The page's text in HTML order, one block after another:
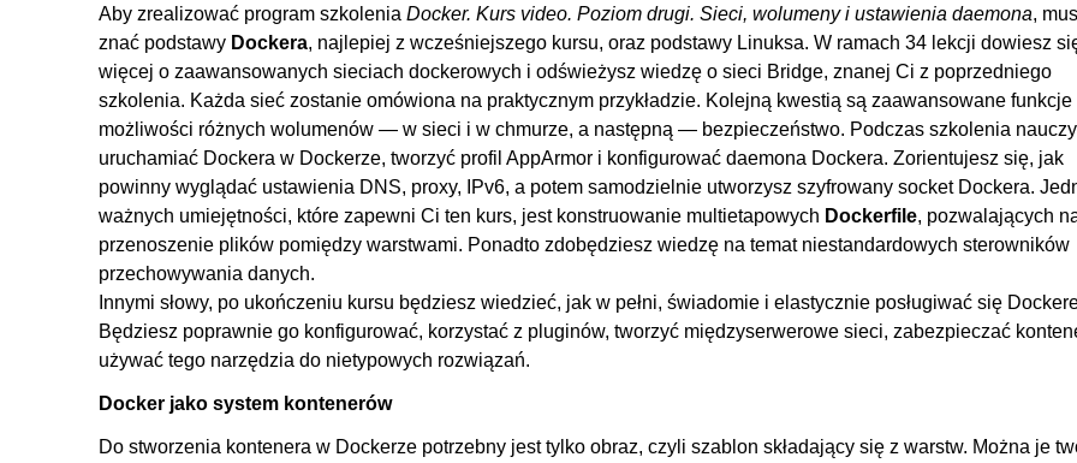
6. Dodatkowe dyrektywy budowania obrazów
6.1. Multietapowe budowanie
6.2. Dyrektywa ONBUILD
6.3. Dyrektywa STOPSIGNAL
OGLĄDAJ »
6.4. Dyrektywa HEALTHCHECK
6.5. .dockerignore
7. Sterowniki przechowywania danych
7.1. Sterownik przechowywania danych
7.2. AUFS
7.3. devicemapper
7.4. overlay2
Aby zrealizować program szkolenia Docker. Kurs video. Poziom drugi. Sieci, wolumeny i ustawienia daemona,
znać podstawy Dockera, najlepiej z wcześniejszego kursu, oraz podstawy Linuksa. W ramach 34 lekcji dowiesz
więcej o zaawansowanych sieciach dockerowych i odświeżysz wiedzę o sieci Bridge, znanej Ci z poprzedniego
szkolenia. Każda sieć zostanie omówiona na praktycznym przykładzie. Kolejną kwestią są zaawansowane funkcje
możliwości różnych wolumenów — w sieci i w chmurze, a następną — bezpieczeństwo. Podczas szkolenia
uruchamiać Dockera w Dockerze, tworzyć profil AppArmor i konfigurować daemona Dockera. Zorientujesz się, jak
powinny wyglądać ustawienia DNS, proxy, IPv6, a potem samodzielnie utworzysz szyfrowany socket Dockera.
ważnych umiejętności, które zapewni Ci ten kurs, jest konstruowanie multietapowych Dockerfile, pozwalających
przenoszenie plików pomiędzy warstwami. Ponadto zdobędziesz wiedzę na temat niestandardowych sterowników
przechowywania danych.
Innymi słowy, po ukończeniu kursu będziesz wiedzieć, jak w pełni, świadomie i elastycznie posługiwać się
Będziesz poprawnie go konfigurować, korzystać z pluginów, tworzyć międzyserwerowe sieci, zabezpieczać
używać tego narzędzia do nietypowych rozwiązań.
Docker jako system kontenerów
Do stworzenia kontenera w Dockerze potrzebny jest tylko obraz, czyli szablon składający się z warstw. Można je